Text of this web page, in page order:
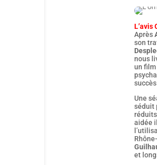
L’avis
Après
son
nous
un
Une
séduit
aidée
et